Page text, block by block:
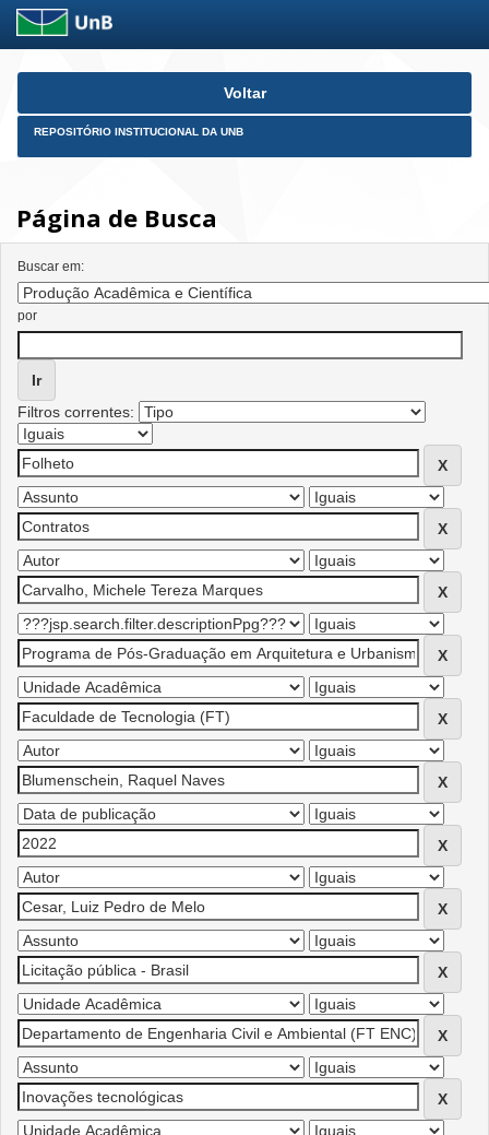
Skip
Voltar
REPOSITÓRIO INSTITUCIONAL DA UNB
Página de Busca
Buscar em:
por
Filtros correntes: